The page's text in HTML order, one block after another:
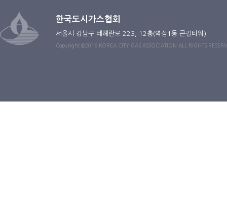
한국도시가스협회
서울시 강남구 테헤란로 223, 12층(역삼1동 큰길타워)
Copyright ©2016 KOREA CITY GAS ASSOCIATION ALL RIGHTS